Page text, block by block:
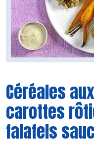
Céréales
carottes
falafels